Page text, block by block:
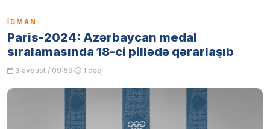
İDMAN
Paris-2024: Azərbaycan medal
sıralamasında 18-ci pillədə qərarlaşıb
3 avqust / 09:59 1 dəq